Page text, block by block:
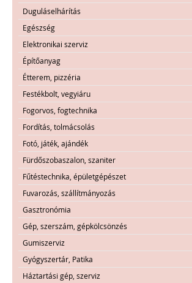
Duguláselhárítás
Egészség
Elektronikai szerviz
Építőanyag
Étterem, pizzéria
Festékbolt, vegyiáru
Fogorvos, fogtechnika
Fordítás, tolmácsolás
Fotó, játék, ajándék
Fürdőszobaszalon, szaniter
Fűtéstechnika, épületgépészet
Fuvarozás, szállítmányozás
Gasztronómia
Gép, szerszám, gépkölcsönzés
Gumiszerviz
Gyógyszertár, Patika
Háztartási gép, szerviz